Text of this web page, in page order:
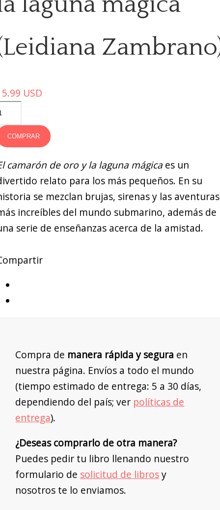
USD
COMPRAR
camarón de oro y la laguna mágica es un
relato para los más pequeños. En su
se mezclan brujas, sirenas y las aventuras
increíbles del mundo submarino, además de
serie de enseñanzas acerca de la amistad.
Compra de manera rápida y segura en
nuestra página. Envíos a todo el mundo
(tiempo estimado de entrega: 5 a 30 días,
dependiendo del país; ver políticas de
entrega).
¿Deseas comprarlo de otra manera?
Puedes pedir tu libro llenando nuestro
formulario de solicitud de librosy
nosotros te lo enviamos.